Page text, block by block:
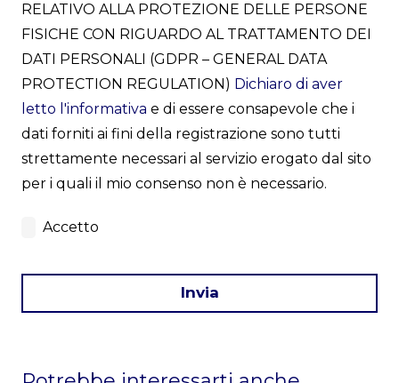
RELATIVO ALLA PROTEZIONE DELLE PERSONE
FISICHE CON RIGUARDO AL TRATTAMENTO DEI
DATI PERSONALI (GDPR – GENERAL DATA
PROTECTION REGULATION) Dichiaro di aver
letto l'informativa e di essere consapevole che i
dati forniti ai fini della registrazione sono tutti
strettamente necessari al servizio erogato dal sito
per i quali il mio consenso non è necessario.
Accetto
Invia